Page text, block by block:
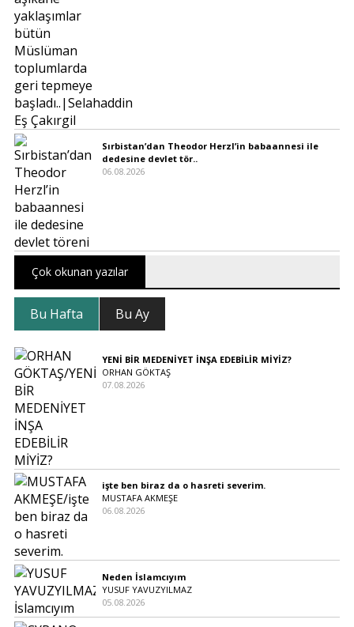
Sırbistan’dan Theodor Herzl’in babaannesi ile
dedesine devlet tör..
06.08.2026
Çok okunan yazılar
Bu Hafta Bu Ay
YENİ BİR MEDENİYET İNŞA EDEBİLİR MİYİZ?
ORHAN GÖKTAŞ
07.08.2026
işte ben biraz da o hasreti severim.
MUSTAFA AKMEŞE
06.08.2026
Neden İslamcıyım
YUSUF YAVUZYILMAZ
05.08.2026